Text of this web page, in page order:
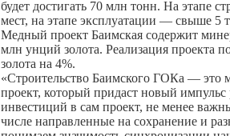
будет достигать 70 млн тонн. На этапе
мест, на этапе эксплуатации — свыше 5
Медный проект Баимская содержит
млн унций золота. Реализация проекта
золота на 4%.
«Строительство Баимского ГОКа —
проект, который придаст новый
инвестиций в сам проект, не менее
числе направленные на сохранение и